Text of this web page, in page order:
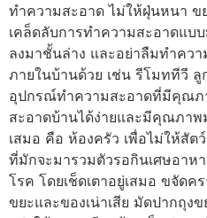
ทำความสะอาด ไม่ให้ฝุ่นหนา ข
เคล็ดลับการทำความสะอาดแ
ลงมาชั้นล่าง และอย่าลืมทำควา
ภายในบ้านด้วย เช่น รีโมททีวี
อุปกรณ์ทำความสะอาดที่มีคุณภ
สะอาดบ้านได้ง่ายและมีคุณภา
เสมอ คือ ห้องครัว เพื่อไม่ให้สั
ที่มักจะมารวมตัวรอกินเศษอาห
โรค โดยเช็ดเตาอยู่เสมอ ขจัด
ขยะและของเน่าเสีย มัดปากถุง